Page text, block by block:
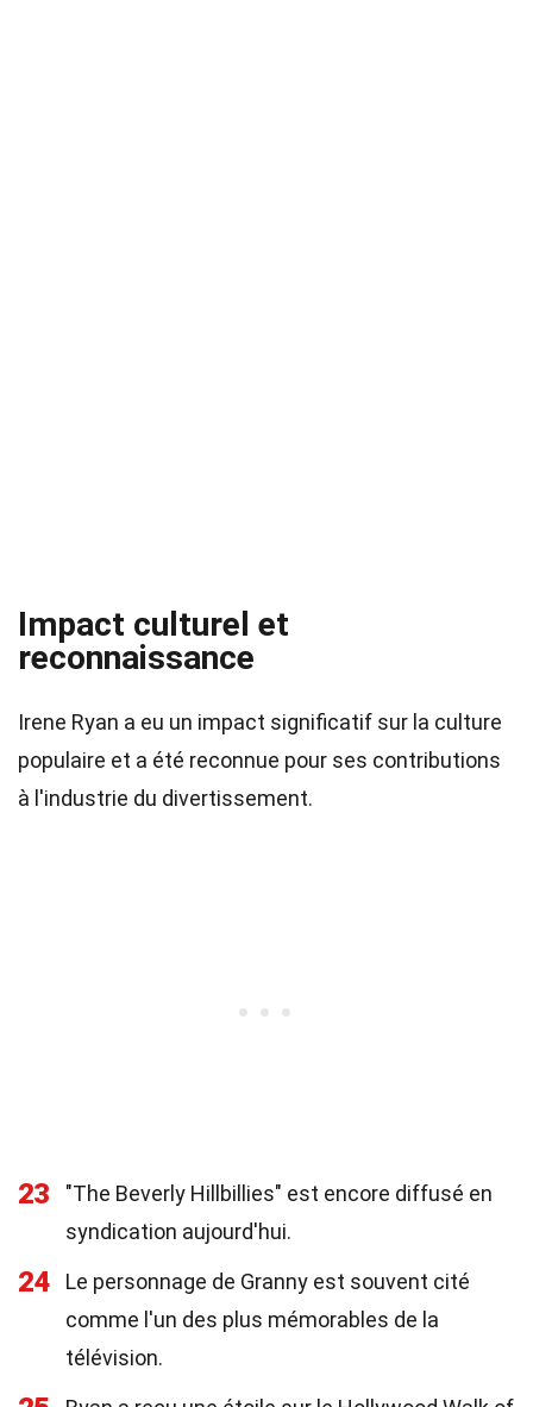
Impact culturel et
reconnaissance
Irene Ryan a eu un impact significatif sur la culture
populaire et a été reconnue pour ses contributions
à l'industrie du divertissement.
23
"The Beverly Hillbillies" est encore diffusé en
syndication aujourd'hui.
24
Le personnage de Granny est souvent cité
comme l'un des plus mémorables de la
télévision.